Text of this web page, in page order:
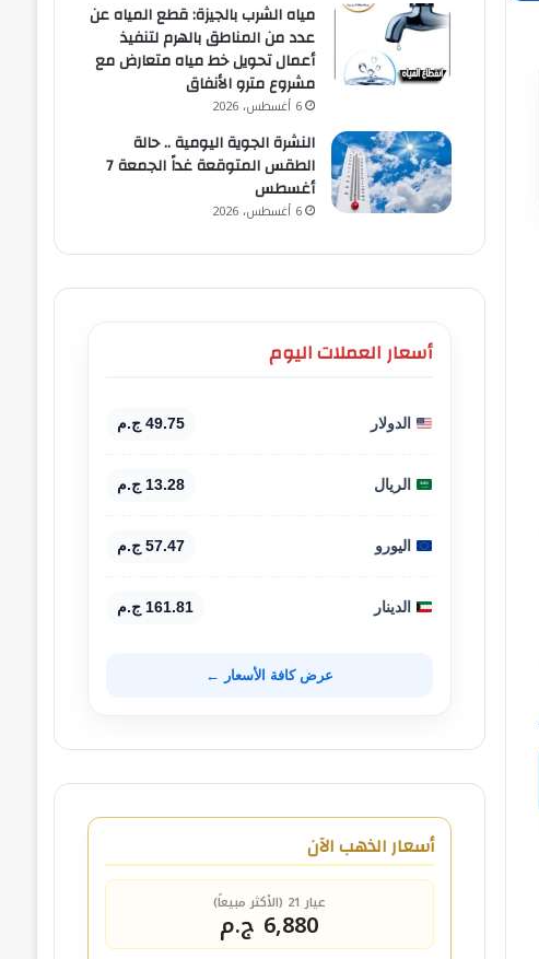
مياه الشرب بالجيزة: قطع المياه عن
عدد من المناطق بالهرم لتنفيذ
أعمال تحويل خط مياه متعارض مع
مشروع مترو الأنفاق
6 أغسطس، 2026
النشرة الجوية اليومية .. حالة
الطقس المتوقعة غداً الجمعة 7
أغسطس
6 أغسطس، 2026
أسعار العملات اليوم
الدولار 49.75 ج.م
الريال 13.28 ج.م
اليورو 57.47 ج.م
الدينار 161.81 ج.م
عرض كافة الأسعار ←
أسعار الذهب الآن
عيار 21 (الأكثر مبيعاً)
6,880 ج.م